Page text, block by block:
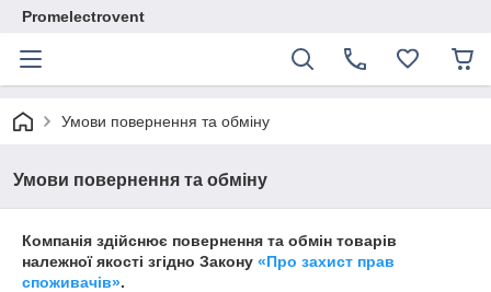
Promelectrovent
Умови повернення та обміну
Умови повернення та обміну
Компанія здійснює повернення та обмін товарів
належної якості згідно Закону «Про захист прав
споживачів».